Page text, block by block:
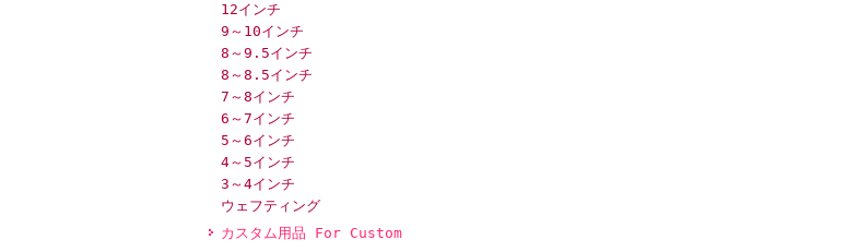
12インチ
9～10インチ
8～9.5インチ
8～8.5インチ
7～8インチ
6～7インチ
5～6インチ
4～5インチ
3～4インチ
ウェフティング
カスタム用品 For Custom